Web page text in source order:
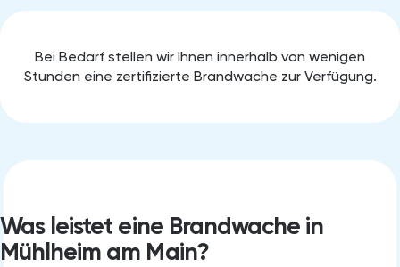
Bei Bedarf stellen wir Ihnen innerhalb von wenigen
Stunden eine zertifizierte Brandwache zur Verfügung.
Was leistet eine Brandwache in
Mühlheim am Main?